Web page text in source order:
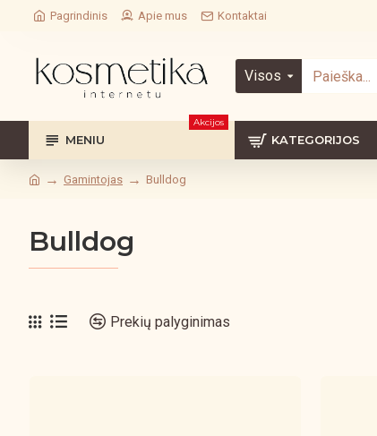
Pagrindinis Apie mus Kontaktai
Visos
MENIU
Akcijos
KATEGORIJOS
Gamintojas Bulldog
Bulldog
Prekių palyginimas